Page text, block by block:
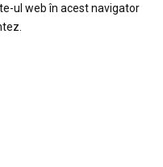
ul web în acest navigator